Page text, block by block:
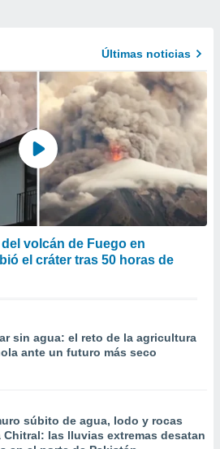
Últimas noticias
volcán de Fuego en
el cráter tras 50 horas de
sin agua: el reto de la agricultura
ante un futuro más seco
súbito de agua, lodo y rocas
Chitral: las lluvias extremas desatan